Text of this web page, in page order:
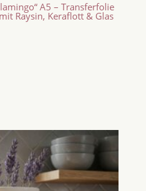
A5 – Transferfolie
Raysin, Keraflott & Glas